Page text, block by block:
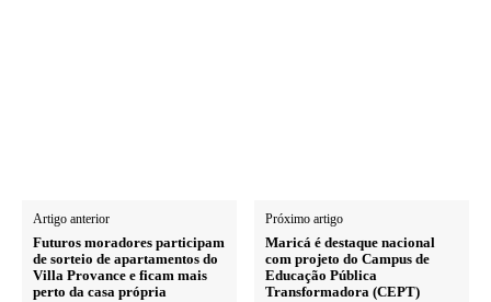
Artigo anterior
Futuros moradores participam
de sorteio de apartamentos do
Villa Provance e ficam mais
perto da casa própria
Próximo artigo
Maricá é destaque nacional
com projeto do Campus de
Educação Pública
Transformadora (CEPT)